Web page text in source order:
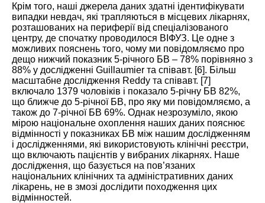
Крім того, наші джерела даних здатні ідентифікувати
випадки невдач, які трапляються в місцевих лікарнях,
розташованих на периферії від спеціалізованого
центру, де спочатку проводилося ВІФУЗ. Це одне з
можливих пояснень того, чому ми повідомляємо про
дещо нижчий показник 5-річного БВ – 78% порівняно з
88% у дослідженні Guillaumier та співавт. [6]. Більш
масштабне дослідження Reddy та співавт. [7]
включало 1379 чоловіків і показало 5-річну БВ 82%,
що ближче до 5-річної БВ, про яку ми повідомляємо, а
також до 7-річної БВ 69%. Однак незрозуміло, якою
мірою національне охоплення наших даних пояснює
відмінності у показниках БВ між нашим дослідженням
і дослідженнями, які використовують клінічні реєстри,
що включають пацієнтів у вибраних лікарнях. Наше
дослідження, що базується на пов’язаних
національних клінічних та адміністративних даних
лікарень, не в змозі дослідити походження цих
відмінностей.